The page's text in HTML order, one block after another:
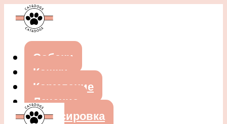
Собаки
Кошки
Кормление
Лечение
Дрессировка